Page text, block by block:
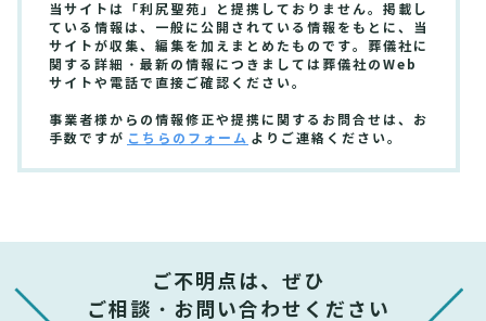
当サイトは「利尻聖苑」と提携しておりません。掲載し
ている情報は、一般に公開されている情報をもとに、当
サイトが収集、編集を加えまとめたものです。葬儀社に
関する詳細・最新の情報につきましては葬儀社のWeb
サイトや電話で直接ご確認ください。
事業者様からの情報修正や提携に関するお問合せは、お
手数ですが こちらのフォーム よりご連絡ください。
ご不明点は、ぜひ
ご相談・お問い合わせください